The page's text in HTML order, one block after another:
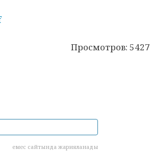
Просмотров: 5427
емес сайтында жарияланады